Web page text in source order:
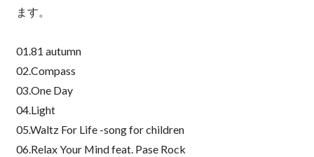
ます。
01.81 autumn
02.Compass
03.One Day
04.Light
05.Waltz For Life -song for children
06.Relax Your Mind feat. Pase Rock